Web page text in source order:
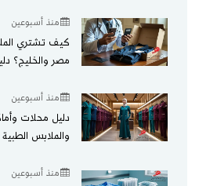
منذ أسبوعين
كيف تشتري
مصر والخليج؟
منذ أسبوعين
دليل محلات
والملابس الطبية
منذ أسبوعين